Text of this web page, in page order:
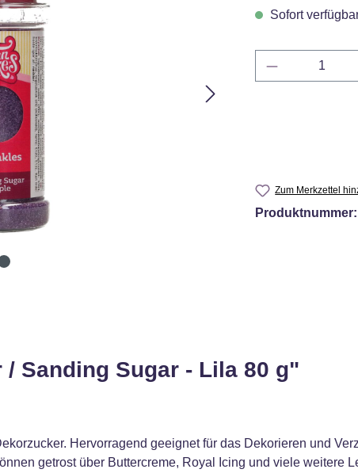
Sofort
Produkt
Zum Merkzettel
Produktnummer:
Sanding Sugar - Lila 80 g"
Hervorragend geeignet für das Dekorieren und
getrost über Buttercreme, Royal Icing und viele weitere